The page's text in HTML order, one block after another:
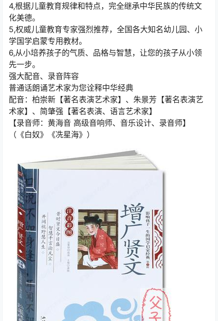
4,根据儿童教育规律和特点，完全继承中华民族的传统文
化美德。
5,权威儿童教育专家强烈推荐，全国各大知名幼儿园、小
学国学启蒙专用教材。
6,从小培养孩子的气质、品格与智慧，让您的孩子从小领
先一步。
强大配音、录音阵容
普通话朗诵艺术家为您诠释中华经典
配音：柏崇新【著名表演艺术家】、朱景芳【著名表演艺
术家】、简肇强【著名表演、语言艺术家】
【录音师：黄海音 高级音响师、音乐设计、录音师】
（《白奴》《冼星海》）